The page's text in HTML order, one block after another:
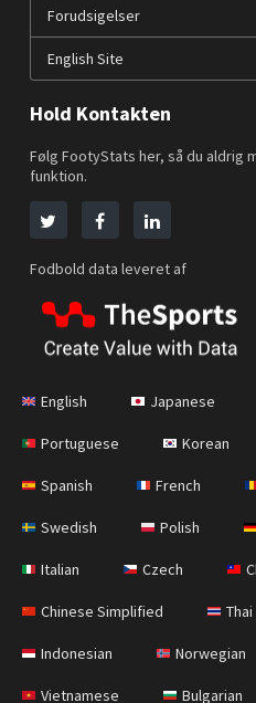
Forudsigelser
English Site
Hold Kontakten
Følg FootyStats her, så du aldrig
funktion.
Fodbold data leveret af
English Japanese
Portuguese Korean
Spanish French
Swedish Polish
Italian Czech
Chinese Simplified Thai
Indonesian Norwegian
Vietnamese Bulgarian